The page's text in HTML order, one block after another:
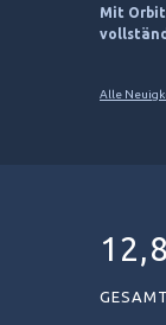
Mit
Alle